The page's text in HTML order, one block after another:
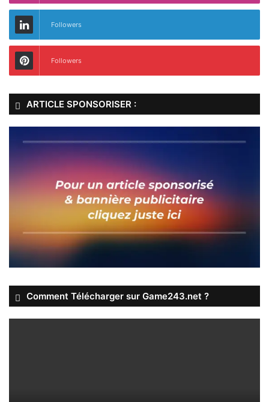
Followers
Followers
ARTICLE SPONSORISER :
Comment Télécharger sur Game243.net ?